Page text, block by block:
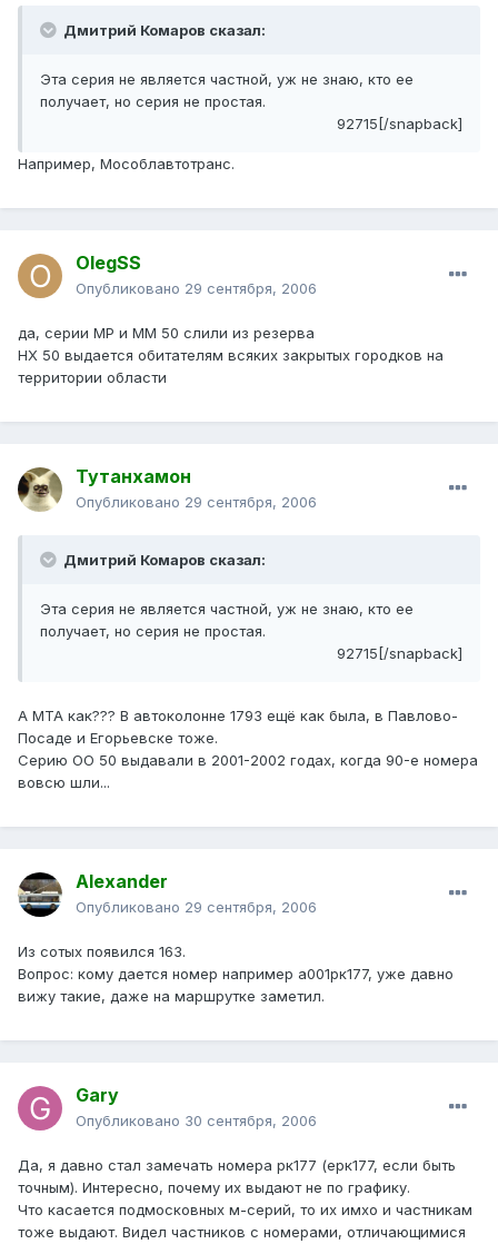
Дмитрий Комаров сказал:
Эта серия не является частной, уж не знаю, кто ее
получает, но серия не простая.
92715[/snapback]
Например, Мособлавтотранс.
OlegSS
Опубликовано 29 сентября, 2006
да, серии МР и ММ 50 слили из резерва
НХ 50 выдается обитателям всяких закрытых городков на
территории области
Тутанхамон
Опубликовано 29 сентября, 2006
Дмитрий Комаров сказал:
Эта серия не является частной, уж не знаю, кто ее
получает, но серия не простая.
92715[/snapback]
А МТА как??? В автоколонне 1793 ещё как была, в Павлово-
Посаде и Егорьевске тоже.
Серию ОО 50 выдавали в 2001-2002 годах, когда 90-е номера
вовсю шли...
Alexander
Опубликовано 29 сентября, 2006
Из сотых появился 163.
Вопрос: кому дается номер например а001рк177, уже давно
вижу такие, даже на маршрутке заметил.
Gary
Опубликовано 30 сентября, 2006
Да, я давно стал замечать номера рк177 (ерк177, если быть
точным). Интересно, почему их выдают не по графику.
Что касается подмосковных м-серий, то их имхо и частникам
тоже выдают. Видел частников с номерами, отличающимися